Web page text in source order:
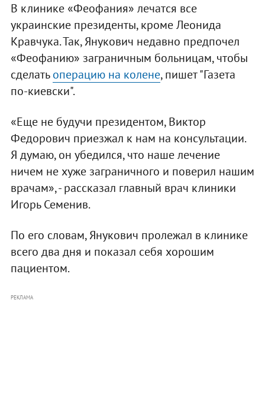
В клинике «Феофания» лечатся все
украинские президенты, кроме Леонида
Кравчука. Так, Янукович недавно предпочел
«Феофанию» заграничным больницам, чтобы
сделатьоперацию на колене, пишет "Газета
по-киевски".
«Еще не будучи президентом, Виктор
Федорович приезжал к нам на консультации.
Я думаю, он убедился, что наше лечение
ничем не хуже заграничного и поверил нашим
врачам», - рассказал главный врач клиники
Игорь Семенив.
По его словам, Янукович пролежал в клинике
всего два дня и показал себя хорошим
пациентом.
РЕКЛАМА